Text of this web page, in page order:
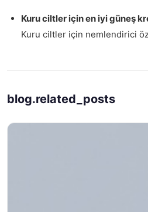
Kuru ciltler için en iyi güneş
Kuru ciltler için nemlendirici
blog.related_posts